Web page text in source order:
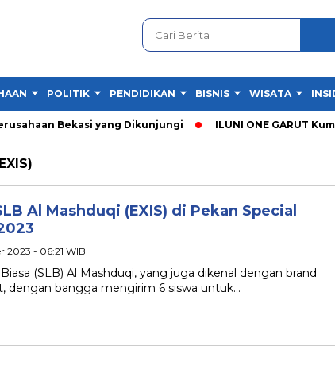
POLITIK PENDIDIKAN BISNIS WISATA
Bekasi yang Dikunjungi ILUNI ONE GARUT
Al Mashduqi (EXIS) di Pekan Special
2023 - 06:21 WIB
(SLB) Al Mashduqi, yang juga dikenal dengan brand
dengan bangga mengirim 6 siswa untuk…